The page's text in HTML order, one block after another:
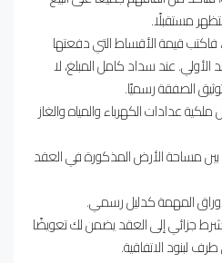
مستقبلًا.
فاكتب قيمة الأقساط التي دفعتها
الأولي. عند سداد كامل المبلغ، لا
الصفقة رسميًا.
ملكية عدادات الكهرباء والمياه والغاز
مساحة الأرض المذكورة في العقد
المهمة كدليل رسمي.
جزائي إلى العقد يضمن لك تعويضًا
لبنود الاتفاقية.